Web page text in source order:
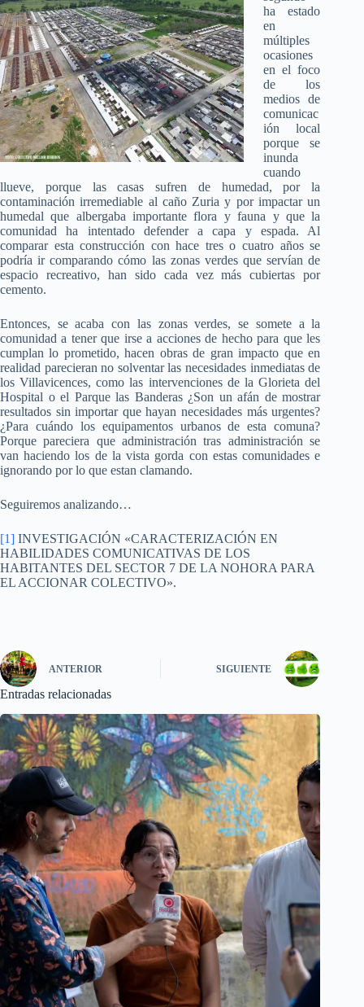
ha estado
en
múltiples
ocasiones
en el foco
de los
medios de
comunicac
ión local
porque se
inunda
cuando
llueve, porque las casas sufren de humedad, por la
contaminación irremediable al caño Zuria y por impactar un
humedal que albergaba importante flora y fauna y que la
comunidad ha intentado defender a capa y espada. Al
comparar esta construcción con hace tres o cuatro años se
podría ir comparando cómo las zonas verdes que servían de
espacio recreativo, han sido cada vez más cubiertas por
cemento.
Entonces, se acaba con las zonas verdes, se somete a la
comunidad a tener que irse a acciones de hecho para que les
cumplan lo prometido, hacen obras de gran impacto que en
realidad parecieran no solventar las necesidades inmediatas de
los Villavicences, como las intervenciones de la Glorieta del
Hospital o el Parque las Banderas ¿Son un afán de mostrar
resultados sin importar que hayan necesidades más urgentes?
¿Para cuándo los equipamentos urbanos de esta comuna?
Porque pareciera que administración tras administración se
van haciendo los de la vista gorda con estas comunidades e
ignorando por lo que estan clamando.
Seguiremos analizando…
[1] INVESTIGACIÓN «CARACTERIZACIÓN EN
HABILIDADES COMUNICATIVAS DE LOS
HABITANTES DEL SECTOR 7 DE LA NOHORA PARA
EL ACCIONAR COLECTIVO».
ANTERIOR SIGUIENTE
Entradas relacionadas